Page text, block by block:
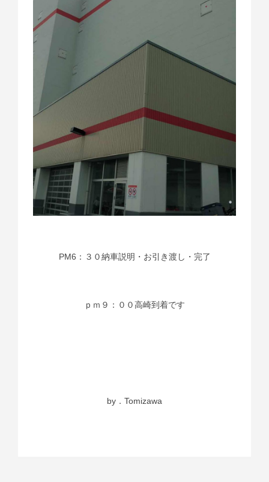
PM6：３０納車説明・お引き渡し・完了
ｐｍ９：００高崎到着です
by．Tomizawa